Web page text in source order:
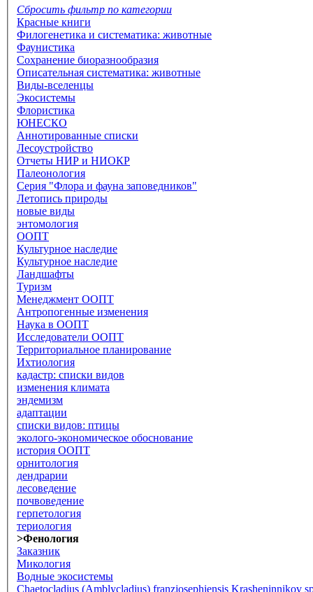
Сбросить фильтр по категории
Красные книги
Филогенетика и систематика: животные
Фаунистика
Сохранение биоразнообразия
Описательная систематика: животные
Виды-вселенцы
Экосистемы
Флористика
ЮНЕСКО
Аннотированные списки
Лесоустройство
Отчеты НИР и НИОКР
Палеонология
Серия "Флора и фауна заповедников"
Летопись природы
новые виды
энтомология
ООПТ
Культурное наследие
Культурное наследие
Ландшафты
Туризм
Менеджмент ООПТ
Антропогенные изменения
Наука в ООПТ
Исследователи ООПТ
Территориальное планирование
Ихтиология
кадастр: списки видов
изменения климата
эндемизм
адаптации
списки видов: птицы
эколого-экономическое обоснование
история ООПТ
орнитология
дендрарии
лесоведение
почвоведение
герпетология
териология
>Фенология
Заказник
Микология
Водные экосистемы
Chaetocladius (Amblycladius) franzjosephiensis Krasheninnikov